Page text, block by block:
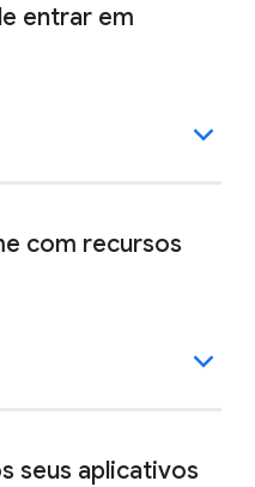
entrar em
com recursos
seus aplicativos